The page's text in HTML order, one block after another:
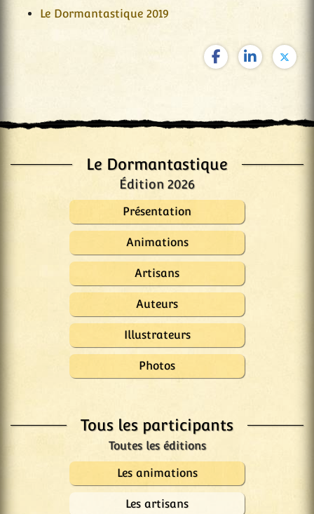
Le Dormantastique
Édition 2026
Présentation
Animations
Artisans
Auteurs
Illustrateurs
Photos
Tous les participants
Les animations
Les artisans
Le Dormantastique 2019